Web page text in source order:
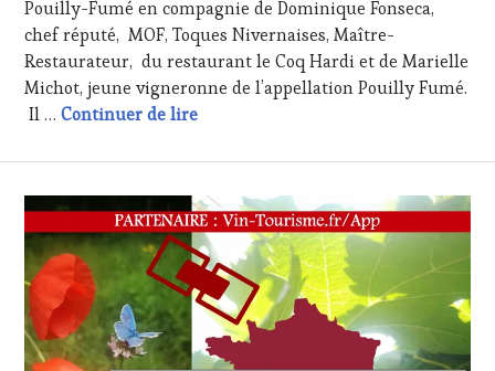
CUISINIER,
ŒNOLOGUE,
SOMMELIER,
VIGNOBLES
WINE
TASTING
Pouilly-Fumé en compagnie de Dominique Fonseca,
chef réputé, MOF, Toques Nivernaises, Maître-
Restaurateur, du restaurant le Coq Hardi et de Marielle
Michot, jeune vigneronne de l’appellation Pouilly Fumé.
Il …Continuer de lireAtelier Accord Mets & vins :